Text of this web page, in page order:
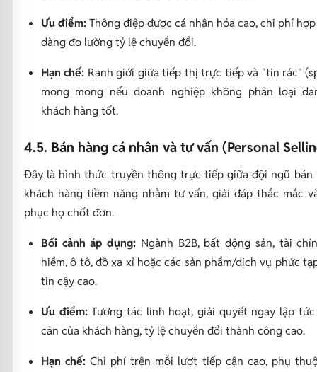
Ưu điểm:Thông điệp được cá nhân hóa cao, chi phí
dàng đo lường tỷ lệ chuyển đổi.
Hạn chế: Ranh giới giữa tiếp thị trực tiếp và "tin rác"
mong mong nếu doanh nghiệp không phân loại
khách hàng tốt.
4.5. Bán hàng cá nhân và tư vấn (Personal
Đây là hình thức truyền thông trực tiếp giữa đội ngũ bán
khách hàng tiềm năng nhằm tư vấn, giải đáp thắc mắc
phục họ chốt đơn.
Bối cảnh áp dụng: Ngành B2B, bất động sản, tài
hiểm, ô tô, đồ xa xỉ hoặc các sản phẩm/dịch vụ phức
tin cậy cao.
Ưu điểm:Tương tác linh hoạt, giải quyết ngay lập tức
cản của khách hàng, tỷ lệ chuyển đổi thành công cao.
Hạn chế: Chi phí trên mỗi lượt tiếp cận cao, phụ